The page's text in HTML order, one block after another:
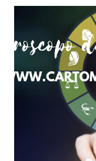
cominciasse a
mangiare un uovo
uovo? Comprendi
base della vita
via e domandagli di
mancanza, se delle
risponderà! (PG
strumento usato da